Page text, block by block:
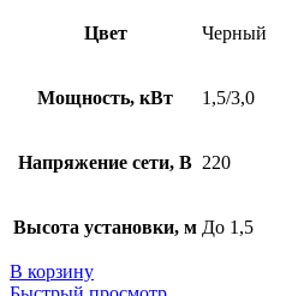
Цвет Черный
Мощность, кВт 1,5/3,0
Напряжение сети, В 220
Высота установки, м До 1,5
В корзину